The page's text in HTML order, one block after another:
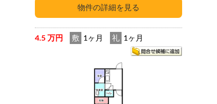
4.5 万円 敷 1ヶ月 礼 1ヶ月